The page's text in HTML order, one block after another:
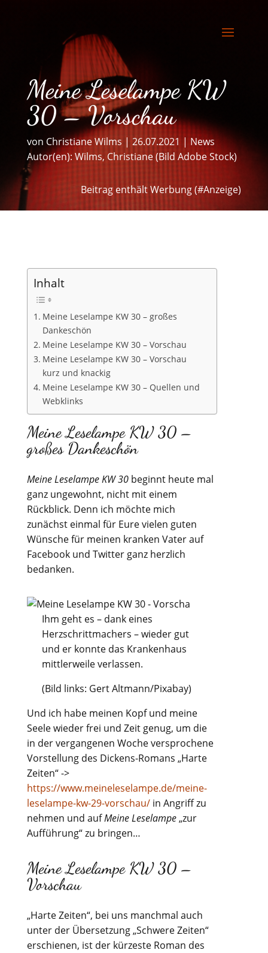
Meine Leselampe KW
30 – Vorschau
von Christiane Wilms | 26.07.2021 | News
Autor(en): Wilms, Christiane (Bild Adobe Stock)
Beitrag enthält Werbung (#Anzeige)
Inhalt
Meine Leselampe KW 30 – großes
Dankeschön
Meine Leselampe KW 30 – Vorschau
Meine Leselampe KW 30 – Vorschau
kurz und knackig
Meine Leselampe KW 30 – Quellen und
Webklinks
Meine Leselampe KW 30 –
großes Dankeschön
Meine Leselampe KW 30beginnt heute mal
ganz ungewohnt, nicht mit einem
Rückblick. Denn ich möchte mich
zunächst einmal für Eure vielen guten
Wünsche für meinen kranken Vater auf
Facebook und Twitter ganz herzlich
bedanken.
Ihm geht es – dank eines
Herzschrittmachers – wieder gut
und er konnte das Krankenhaus
mittlerweile verlassen.
(Bild links: Gert Altmann/Pixabay)
Und ich habe meinen Kopf und meine
Seele wieder frei und Zeit genug, um die
in der vergangenen Woche versprochene
Vorstellung des Dickens-Romans „Harte
Zeiten“ ->
https://www.meineleselampe.de/meine-
leselampe-kw-29-vorschau/in Angriff zu
nehmen und aufMeine Leselampe„zur
Aufführung“ zu bringen…
Meine Leselampe KW 30 –
Vorschau
„Harte Zeiten“, bei uns manchmal auch
unter der Übersetzung „Schwere Zeiten“
erschienen, ist der kürzeste Roman des